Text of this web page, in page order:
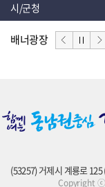
시/군청
배너광장
(53257) 거제시 계룡로
Copyright